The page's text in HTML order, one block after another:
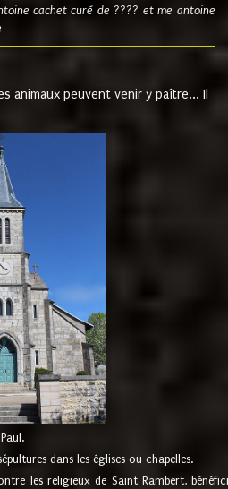
cachet curé de ???? et me antoine
animaux peuvent venir y paître... Il
dans les églises ou chapelles.
les religieux de Saint Rambert,